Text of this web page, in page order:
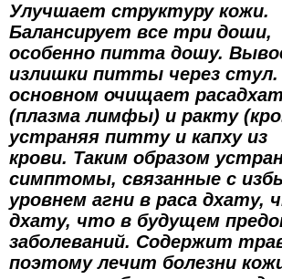
Улучшает структуру кожи.
Балансирует все три доши,
особенно питта дошу.
излишки питты через
основном очищает
(плазма лимфы) и ракту
устраняя питту и капху из
крови. Таким образом
симптомы, связанные с
уровнем агни в раса
дхату, что в будущем
заболеваний. Содержит
поэтому лечит болезни